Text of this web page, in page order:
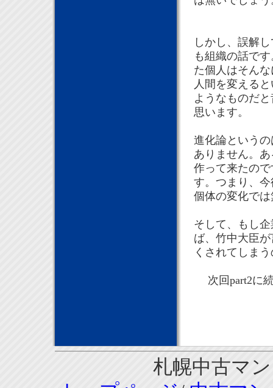
しかし、誤解
も組織の話で
た個人はそん
人間を変える
ようなものだ
思います。
進化論という
ありません。
作って来たの
す。つまり、
個体の変化で
そして、もし
ば、竹中大臣
くされてしま
次回part2に
札幌中古マ